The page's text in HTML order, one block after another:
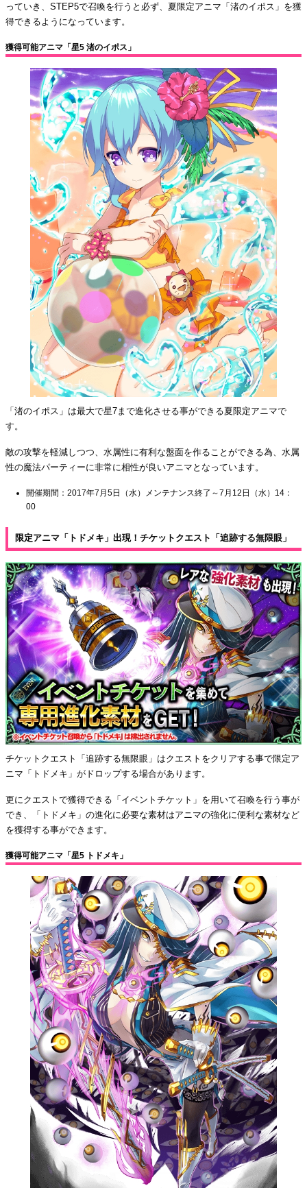
っていき、STEP5で召喚を行うと必ず、夏限定アニマ「渚のイポス」を獲
得できるようになっています。
獲得可能アニマ「星5 渚のイポス」
「渚のイポス」は最大で星7まで進化させる事ができる夏限定アニマで
す。
敵の攻撃を軽減しつつ、水属性に有利な盤面を作ることができる為、水属
性の魔法パーティーに非常に相性が良いアニマとなっています。
開催期間：2017年7月5日（水）メンテナンス終了～7月12日（水）14：
00
限定アニマ「トドメキ」出現！チケットクエスト「追跡する無限眼」
チケットクエスト「追跡する無限眼」はクエストをクリアする事で限定ア
ニマ「トドメキ」がドロップする場合があります。
更にクエストで獲得できる「イベントチケット」を用いて召喚を行う事が
でき、「トドメキ」の進化に必要な素材はアニマの強化に便利な素材など
を獲得する事ができます。
獲得可能アニマ「星5 トドメキ」